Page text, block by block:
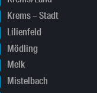
Krems – Stadt
Lilienfeld
Mödling
Melk
Mistelbach